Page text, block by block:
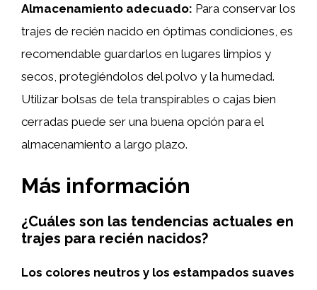
Almacenamiento adecuado: Para conservar los
trajes de recién nacido en óptimas condiciones, es
recomendable guardarlos en lugares limpios y
secos, protegiéndolos del polvo y la humedad.
Utilizar bolsas de tela transpirables o cajas bien
cerradas puede ser una buena opción para el
almacenamiento a largo plazo.
Más información
¿Cuáles son las tendencias actuales en
trajes para recién nacidos?
Los colores neutros y los estampados suaves